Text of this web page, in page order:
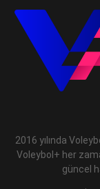
2016 yılında
Voleybol+ her
güncel